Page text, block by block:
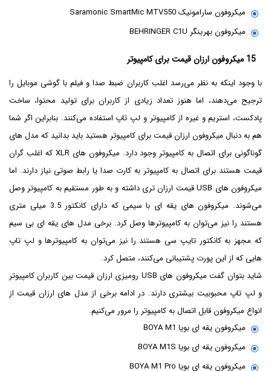
میکروفون سارامونیک Saramonic SmartMic MTV550
میکروفون بهرینگر BEHRINGER C1U
15 میکروفون ارزان قیمت برای کامپیوتر
با وجود اینکه به نظر می‌رسد اغلب کاربران ضبط صدا و فیلم با گوشی موبایل را
ترجیح می‌دهند، اما هنوز تعداد زیادی از کاربران برای تولید محتوا، ساخت
پادکست، استریم و غیره از کامپیوتر و لپ تاپ استفاده می‌کنند. بنابراین اگر شما
هم به دنبال میکروفون ارزان قیمت برای کامپیوتر هستید باید بدانید که مدل های
گوناگونی برای اتصال به کامپیوتر وجود دارد. میکروفون های XLR که اغلب گران
قیمت هستند برای اتصال به کامپیوتر به کارت صدا یا رابط صوتی نیاز دارند. اما
میکروفون های USB قیمت ارزان تری داشته و به طور مستقیم به کامپیوتر وصل
می‌شوند. میکروفون های یقه ای با سیمی که دارای کانکتور 3.5 میلی متری
هستند را نیز می‌توان به کامپیوترها وصل کرد. برخی مدل های یقه ای بی سیم
که مجهز به کانکتور تایپ سی هستند را نیز می‌توان به کامپیوترها و لپ تاپ
هایی که از این پورت پشتیبانی می‌کنند، متصل کرد.
شاید بتوان گفت میکروفون های USB رومیزی ارزان قیمت بین کاربران کامپیوتر
و لپ تاپ محبوبیت بیشتری دارند. در ادامه برخی از مدل های ارزان قیمت از
انواع میکروفون قابل اتصال به کامپیوتر را مرور می‌کنیم.
میکروفون یقه ای بویا BOYA M1
میکروفون یقه ای بویا BOYA M1S
میکروفون یقه ای بویا BOYA M1 Pro